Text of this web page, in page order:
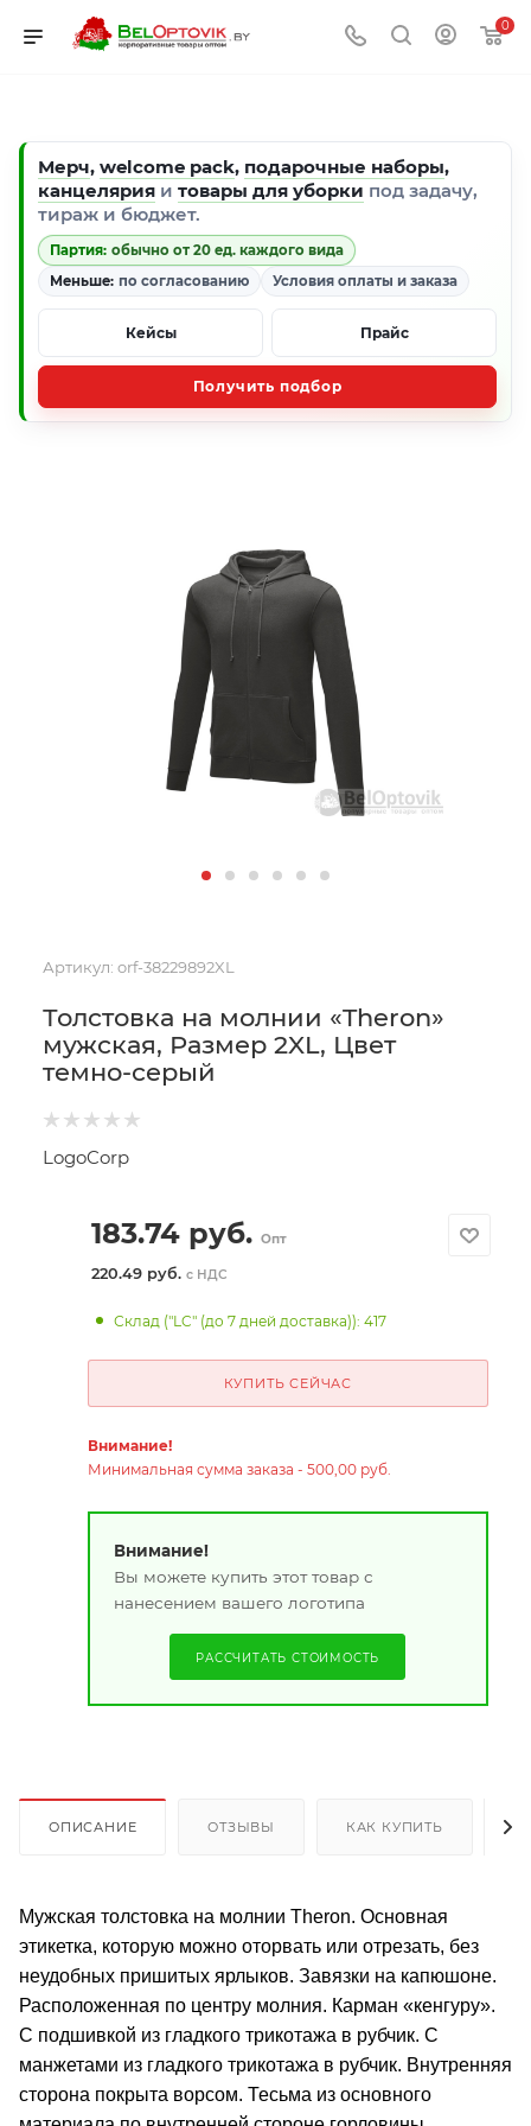
0
Мерч, welcome pack, подарочные наборы,
канцелярия и товары для уборки под задачу,
тираж и бюджет.
Партия: обычно от 20 ед. каждого вида
Меньше: по согласованию Условия оплаты и заказа
Кейсы Прайс
Получить подбор
Артикул: orf-38229892XL
Толстовка на молнии «Theron»
мужская, Размер 2XL, Цвет
темно-серый
LogoCorp
183.74руб. Опт
220.49 руб. с НДС
Склад ("LC" (до 7 дней доставка)): 417
КУПИТЬ СЕЙЧАС
Внимание!
Минимальная сумма заказа - 500,00 руб.
Внимание!
Вы можете купить этот товар с
нанесением вашего логотипа
РАССЧИТАТЬ СТОИМОСТЬ
ОПИСАНИЕ ОТЗЫВЫ КАК КУПИТЬ
Мужская толстовка на молнии Theron. Основная
этикетка, которую можно оторвать или отрезать, без
неудобных пришитых ярлыков. Завязки на капюшоне.
Расположенная по центру молния. Карман «кенгуру».
С подшивкой из гладкого трикотажа в рубчик. С
манжетами из гладкого трикотажа в рубчик. Внутренняя
сторона покрыта ворсом. Тесьма из основного